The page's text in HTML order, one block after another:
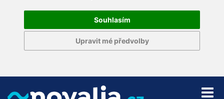
Souhlasím
Upravit mé předvolby